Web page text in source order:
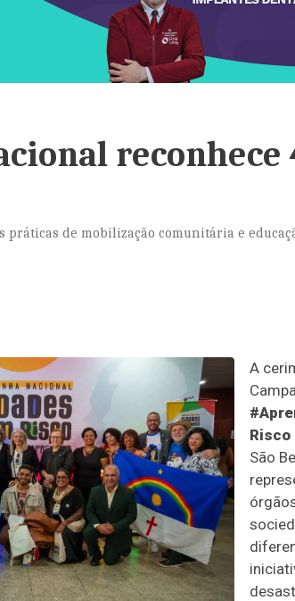
práticas de mobilização comunitária e
A
Risco
São